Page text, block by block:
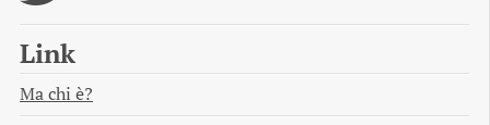
Link
Ma chi è?